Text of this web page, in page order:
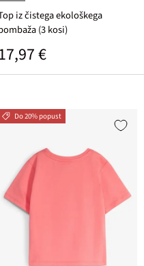
svetlo metina + svetlo rumena +
iz čistega ekološkega
(3 kosi)
cena
€
Do 20% popust